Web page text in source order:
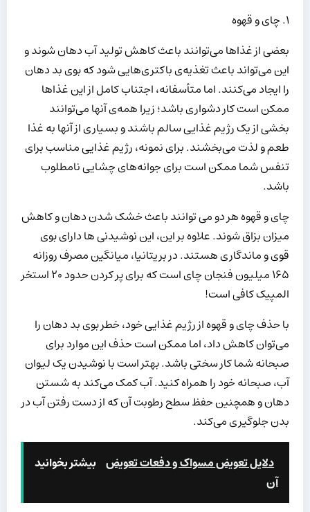
۱. چای و قهوه
بعضی از غذاها می‌توانند باعث کاهش تولید آب دهان شوند و
این می‌تواند باعث تغذیه‌ی باکتری‌هایی شود که بوی بد دهان
را ایجاد می‌کنند. اما متأسفانه، اجتناب کامل از این غذاها
ممکن است کار دشواری باشد؛ زیرا همه‌ی آنها می‌توانند
بخشی از یک رژیم غذایی سالم باشند و بسیاری از آنها به غذا
طعم و لذت می‌بخشند. برای نمونه، رژیم غذایی مناسب برای
تنفس شما ممکن است برای جوانه‌های چشایی نامطلوب
باشد.
چای و قهوه هر دو می توانند باعث خشک شدن دهان و کاهش
میزان بزاق شوند. علاوه بر این، این نوشیدنی ها دارای بوی
قوی و ماندگاری هستند. در بریتانیا، میانگین مصرف روزانه
۱۶۵ میلیون فنجان چای است که برای پر کردن حدود ۲۰ استخر
المپیک کافی است!
با حذف چای و قهوه از رژیم غذایی خود، خطر بوی بد دهان را
می‌توان کاهش داد، اما ممکن است حذف این موارد برای
صبحانه شما کار سختی باشد. بهتر است با نوشیدن یک لیوان
آب، صبحانه خود را همراه کنید. آب کمک می‌کند به شستن
دهان و همچنین حفظ سطح رطوبت آن که از دست رفتن آب در
بدن جلوگیری می‌کند.
بیشتر بخوانید دلایل تعویض مسواک و دفعات تعویض
آن